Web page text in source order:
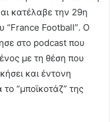
κατέλαβε την 29η
“France Football”. Ο
στο podcast που
με τη θέση που
και έντονη
“μποϊκοτάζ” της